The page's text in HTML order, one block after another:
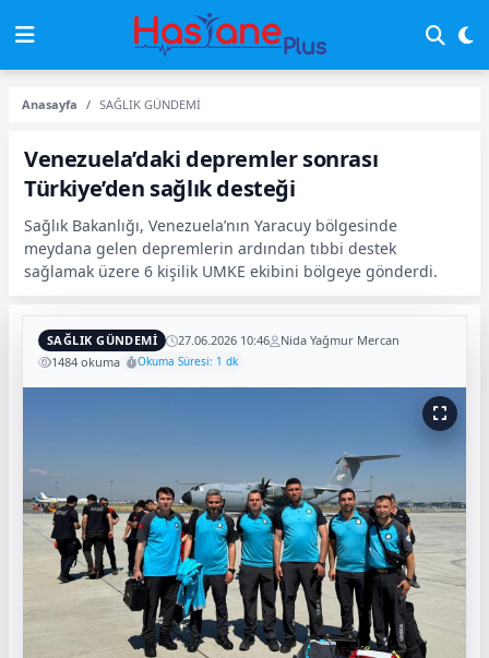
Anasayfa SAĞLIK GÜNDEMİ
Venezuela’daki depremler sonrası
Türkiye’den sağlık desteği
Sağlık Bakanlığı, Venezuela’nın Yaracuy bölgesinde
meydana gelen depremlerin ardından tıbbi destek
sağlamak üzere 6 kişilik UMKE ekibini bölgeye gönderdi.
SAĞLIK GÜNDEMİ 27.06.2026 10:46
Nida Yağmur Mercan
1484 okuma
Okuma Süresi: 1 dk